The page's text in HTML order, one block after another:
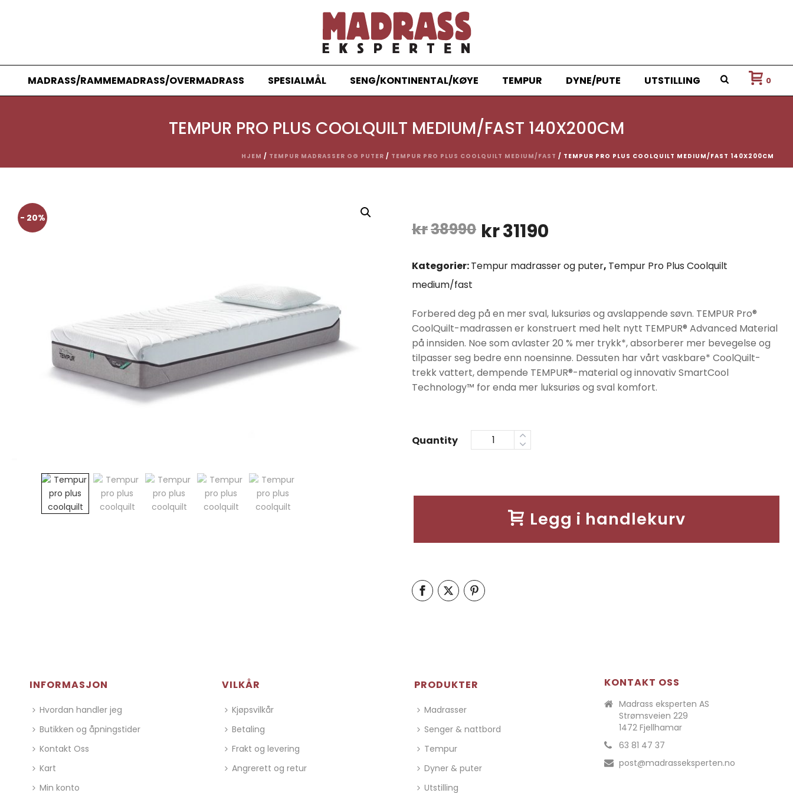
MADRASS/RAMMEMADRASS/OVERMADRASS SPESIALMÅL SENG/KONTINENTAL/KØYE TEMPUR DYNE/PUTE UTSTILLING 0
TEMPUR PRO PLUS COOLQUILT MEDIUM/FAST 140X200CM
HJEM / TEMPUR MADRASSER OG PUTER / TEMPUR PRO PLUS COOLQUILT MEDIUM/FAST / TEMPUR PRO PLUS COOLQUILT MEDIUM/FAST 140X200CM
- 20%
kr38990 Opprinnelig
pris
kr38990.
kr31190
pris
kr31190.
Kategorier:Tempur madrasser og puter, Tempur Pro Plus Coolquilt
medium/fast
Forbered deg på en mer sval, luksuriøs og avslappende søvn. TEMPUR Pro®
CoolQuilt-madrassen er konstruert med helt nytt TEMPUR® Advanced Material
på innsiden. Noe som avlaster 20 % mer trykk*, absorberer mer bevegelse og
tilpasser seg bedre enn noensinne. Dessuten har vårt vaskbare* CoolQuilt-
trekk vattert, dempende TEMPUR®-material og innovativ SmartCool
Technology™️ for enda mer luksuriøs og sval komfort.
Quantity
Legg i handlekurv
INFORMASJON
Hvordan handler jeg
Butikken og åpningstider
Kontakt Oss
Kart
Min konto
VILKÅR
Kjøpsvilkår
Betaling
Frakt og levering
Angrerett og retur
PRODUKTER
Madrasser
Senger & nattbord
Tempur
Dyner & puter
Utstilling
KONTAKT OSS
Madrass eksperten AS
Strømsveien 229
1472 Fjellhamar
63 81 47 37
post@madrasseksperten.no